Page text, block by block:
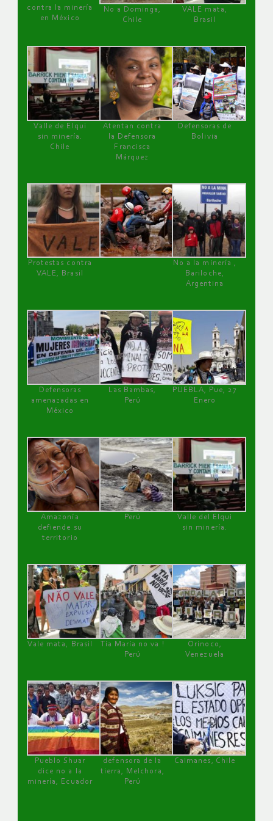
contra la minería
en México
No a Dominga,
Chile
VALE mata,
Brasil
Valle de Elqui
sin minería.
Chile
Atentan contra
la Defensora
Francisca
Márquez
Defensoras de
Bolivia
Protestas contra
VALE, Brasil
No a la minería ,
Bariloche,
Argentina
Defensoras
amenazadas en
México
Las Bambas,
Perú
PUEBLA, Pue, 27
Enero
Amazonía
defiende su
territorio
Perú
Valle del Elqui
sin minería.
Vale mata, Brasil
Tía María no va !
Perú
Orinoco,
Venezuela
Pueblo Shuar
dice no a la
minería, Ecuador
defensora de la
tierra, Melchora,
Perú
Caimanes, Chile